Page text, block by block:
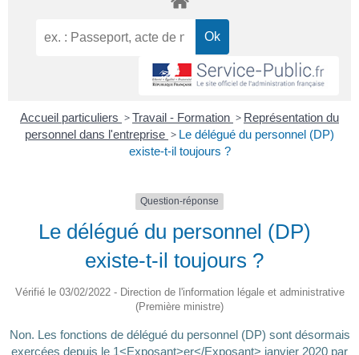
Accueil particuliers >Travail - Formation > Représentation du
personnel dans l'entreprise > Le délégué du personnel (DP)
existe-t-il toujours ?
Question-réponse
Le délégué du personnel (DP)
existe-t-il toujours ?
Vérifié le 03/02/2022 - Direction de l'information légale et administrative
(Première ministre)
Non. Les fonctions de délégué du personnel (DP) sont désormais
exercées depuis le 1<Exposant>er</Exposant> janvier 2020 par